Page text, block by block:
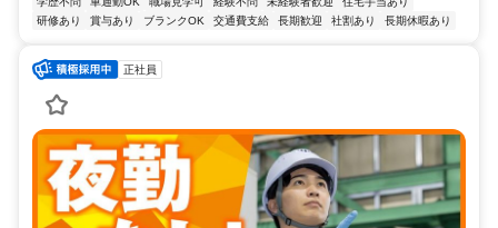
研修あり
賞与あり ブランクOK 交通費支給 長期歓迎 社割あり 長期休暇あり
正社員